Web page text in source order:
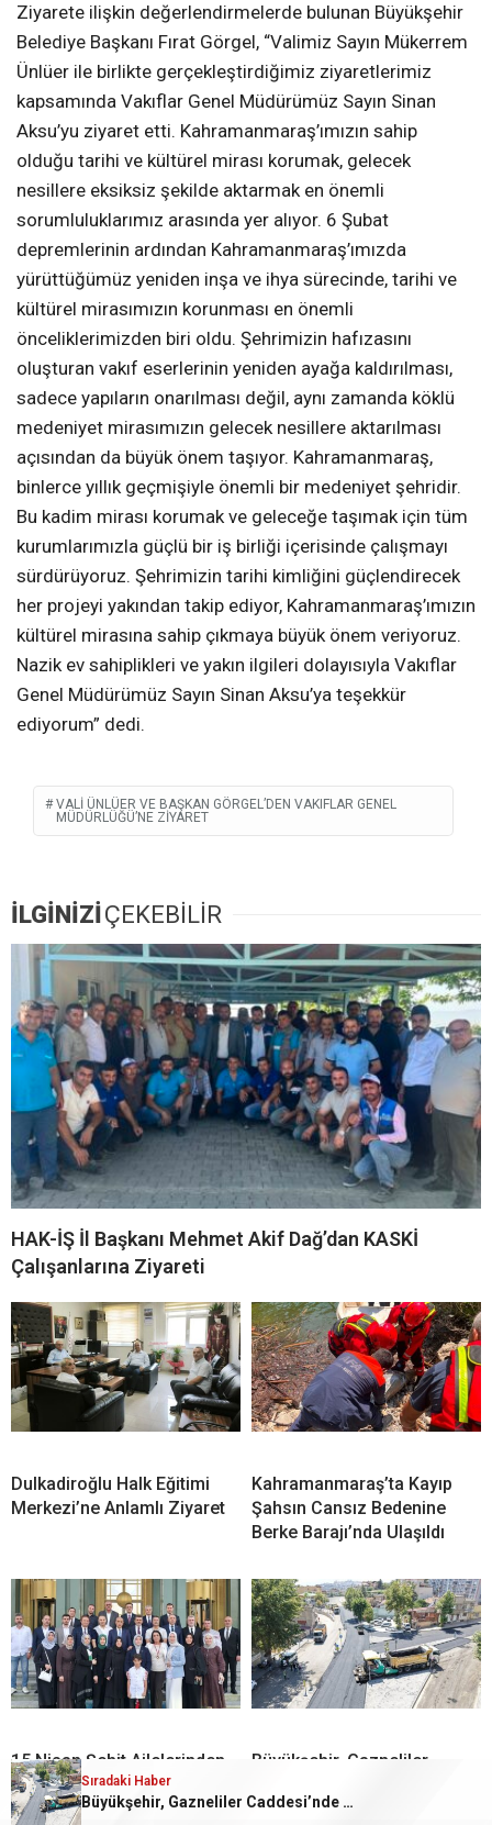
Ziyarete ilişkin değerlendirmelerde bulunan Büyükşehir
Belediye Başkanı Fırat Görgel, “Valimiz Sayın Mükerrem
Ünlüer ile birlikte gerçekleştirdiğimiz ziyaretlerimiz
kapsamında Vakıflar Genel Müdürümüz Sayın Sinan
Aksu’yu ziyaret etti. Kahramanmaraş’ımızın sahip
olduğu tarihi ve kültürel mirası korumak, gelecek
nesillere eksiksiz şekilde aktarmak en önemli
sorumluluklarımız arasında yer alıyor. 6 Şubat
depremlerinin ardından Kahramanmaraş’ımızda
yürüttüğümüz yeniden inşa ve ihya sürecinde, tarihi ve
kültürel mirasımızın korunması en önemli
önceliklerimizden biri oldu. Şehrimizin hafızasını
oluşturan vakıf eserlerinin yeniden ayağa kaldırılması,
sadece yapıların onarılması değil, aynı zamanda köklü
medeniyet mirasımızın gelecek nesillere aktarılması
açısından da büyük önem taşıyor. Kahramanmaraş,
binlerce yıllık geçmişiyle önemli bir medeniyet şehridir.
Bu kadim mirası korumak ve geleceğe taşımak için tüm
kurumlarımızla güçlü bir iş birliği içerisinde çalışmayı
sürdürüyoruz. Şehrimizin tarihi kimliğini güçlendirecek
her projeyi yakından takip ediyor, Kahramanmaraş’ımızın
kültürel mirasına sahip çıkmaya büyük önem veriyoruz.
Nazik ev sahiplikleri ve yakın ilgileri dolayısıyla Vakıflar
Genel Müdürümüz Sayın Sinan Aksu’ya teşekkür
ediyorum” dedi.
VALI ÜNLÜER VE BAŞKAN GÖRGEL’DEN VAKIFLAR GENEL
MÜDÜRLÜĞÜ’NE ZIYARET
İLGİNİZİÇEKEBİLİR
HAK-İŞ İl Başkanı Mehmet Akif Dağ’dan KASKİ
Çalışanlarına Ziyareti
Dulkadiroğlu Halk Eğitimi
Merkezi’ne Anlamlı Ziyaret
Kahramanmaraş’ta Kayıp
Şahsın Cansız Bedenine
Berke Barajı’nda Ulaşıldı
15 Nisan Şehit Ailelerinden
Cumhurbaşkanı Erdoğan’a
Teşekkür
Büyükşehir, Gazneliler
Serimini Sürdürüyor
Sıradaki Haber
Büyükşehir, Gazneliler Caddesi’nde Son Kat Asfalt Serimini Sürdürüyor